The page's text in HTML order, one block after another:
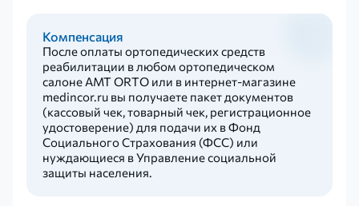
Компенсация
После оплаты ортопедических средств
реабилитации в любом ортопедическом
салоне AMT ORTO или в интернет-магазине
medincor.ru вы получаете пакет документов
(кассовый чек, товарный чек, регистрационное
удостоверение) для подачи их в Фонд
Социального Страхования (ФСС) или
нуждающиеся в Управление социальной
защиты населения.